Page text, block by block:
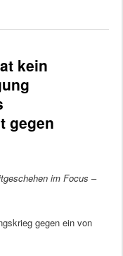
kein
gegen
im Focus –
gegen ein von